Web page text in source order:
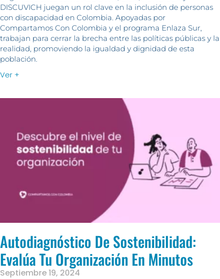
DISCUVICH juegan un rol clave en la inclusión de personas
con discapacidad en Colombia. Apoyadas por
Compartamos Con Colombia y el programa Enlaza Sur,
trabajan para cerrar la brecha entre las políticas públicas y la
realidad, promoviendo la igualdad y dignidad de esta
población.
Ver +
Autodiagnóstico De Sostenibilidad:
Evalúa Tu Organización En Minutos
Septiembre 19, 2024